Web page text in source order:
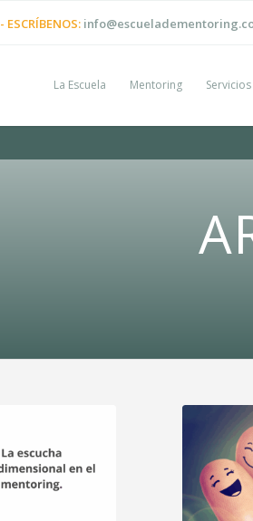
- ESCRÍBENOS:
La Escuela Mentoring Servicios